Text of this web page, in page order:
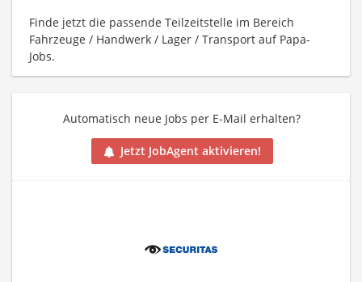
Finde jetzt die passende Teilzeitstelle im Bereich
Fahrzeuge / Handwerk / Lager / Transport auf Papa-
Jobs.
Automatisch neue Jobs per E-Mail erhalten?
Jetzt JobAgent aktivieren!